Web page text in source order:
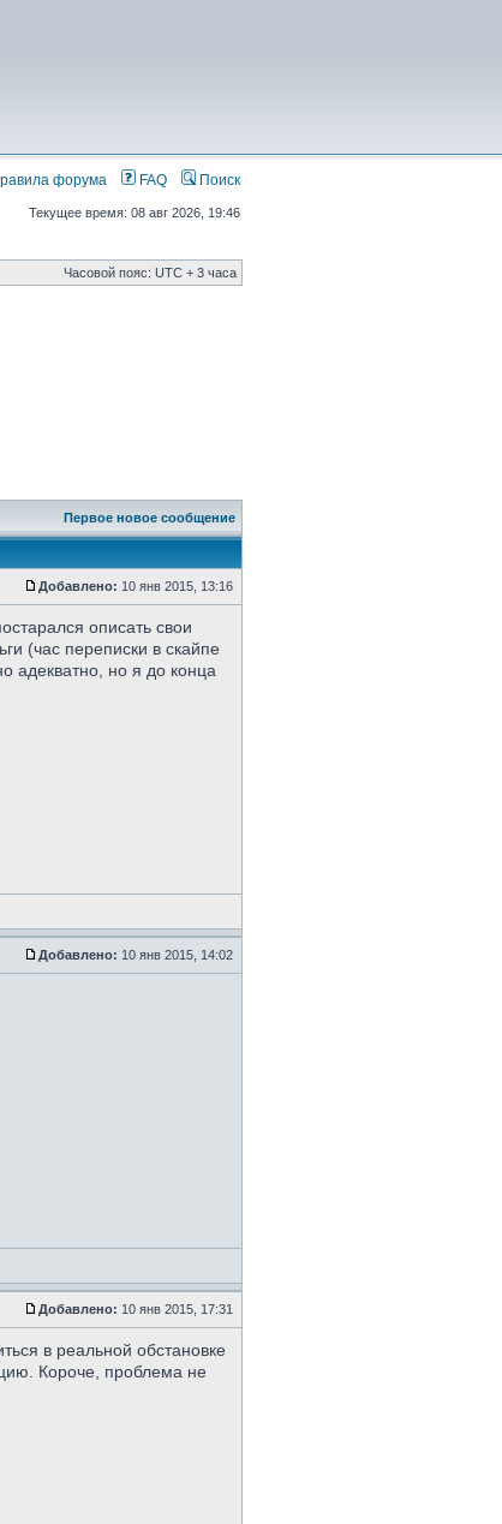
форума FAQ Поиск
Текущее время: 08 авг 2026, 19:46
Часовой пояс: UTC + 3 часа
Первое новое сообщение
Добавлено: 10 янв 2015, 13:16
описать свои
(час переписки в скайпе
адекватно, но я до конца
Добавлено: 10 янв 2015, 14:02
Добавлено: 10 янв 2015, 17:31
в реальной обстановке
Короче, проблема не